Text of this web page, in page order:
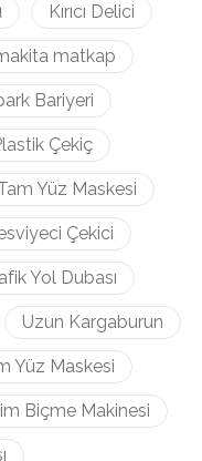
Kırıcı Delici
matkap
Bariyeri
Çekiç
Yüz Maskesi
Çekici
Yol Dubası
Uzun Kargaburun
Yüz Maskesi
Biçme Makinesi